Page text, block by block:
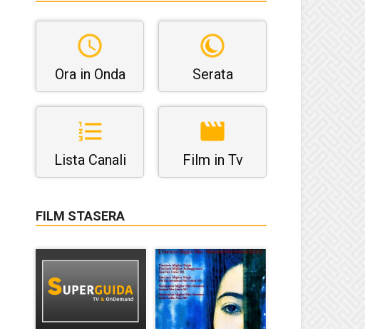
Ora in Onda Serata
Lista Canali Film in Tv
FILM STASERA